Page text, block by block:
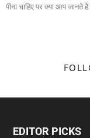
पीना चाहिए पर क्या आप जानते
EDITOR PICKS